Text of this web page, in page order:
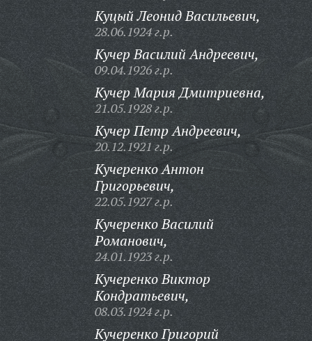
Куцый Леонид Васильевич,
28.06.1924 г.р.
Кучер Василий Андреевич,
09.04.1926 г.р.
Кучер Мария Дмитриевна,
21.05.1928 г.р.
Кучер Петр Андреевич,
20.12.1921 г.р.
Кучеренко Антон
Григорьевич,
22.05.1927 г.р.
Кучеренко Василий
Романович,
24.01.1923 г.р.
Кучеренко Виктор
Кондратьевич,
08.03.1924 г.р.
Кучеренко Григорий